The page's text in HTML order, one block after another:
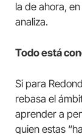
la de ahora,
analiza.
Todo está
Si para
rebasa el
aprender a
quien estas